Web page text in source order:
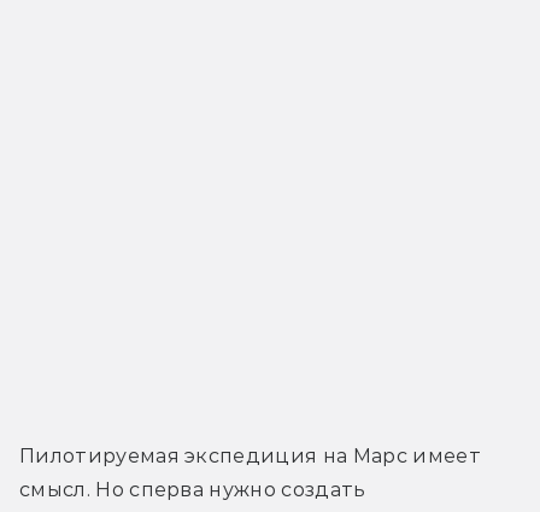
Пилотируемая экспедиция на Марс имеет
смысл. Но сперва нужно создать